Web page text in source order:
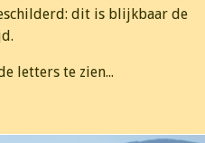
dit is blijkbaar de
letters te zien...